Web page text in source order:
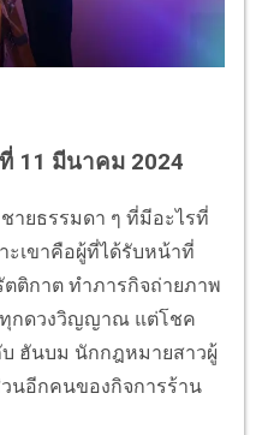
11 มีนาคม 2024
ยธรรมดา ๆ ที่มีอะไรที่
ะเขาคือผู้ที่ได้รับหน้าที่
ติกาต ทำภารกิจถ่ายภาพ
ทุกดวงวิญญาณ แต่โชค
ฮันบม นักกฎหมายสาวผู้
นอีกคนของกิจการร้าน